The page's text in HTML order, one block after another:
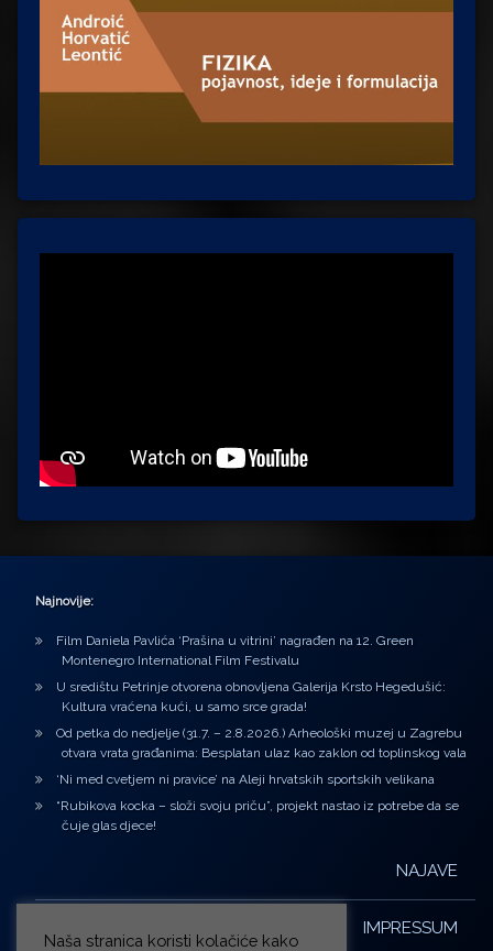
Najnovije:
Film Daniela Pavlića ‘Prašina u vitrini’ nagrađen na 12. Green
Montenegro International Film Festivalu
U središtu Petrinje otvorena obnovljena Galerija Krsto Hegedušić:
Kultura vraćena kući, u samo srce grada!
Od petka do nedjelje (31.7. – 2.8.2026.) Arheološki muzej u Zagrebu
otvara vrata građanima: Besplatan ulaz kao zaklon od toplinskog vala
‘Ni med cvetjem ni pravice’ na Aleji hrvatskih sportskih velikana
“Rubikova kocka – složi svoju priču”, projekt nastao iz potrebe da se
čuje glas djece!
NAJAVE
IMPRESSUM
Naša stranica koristi kolačiće kako